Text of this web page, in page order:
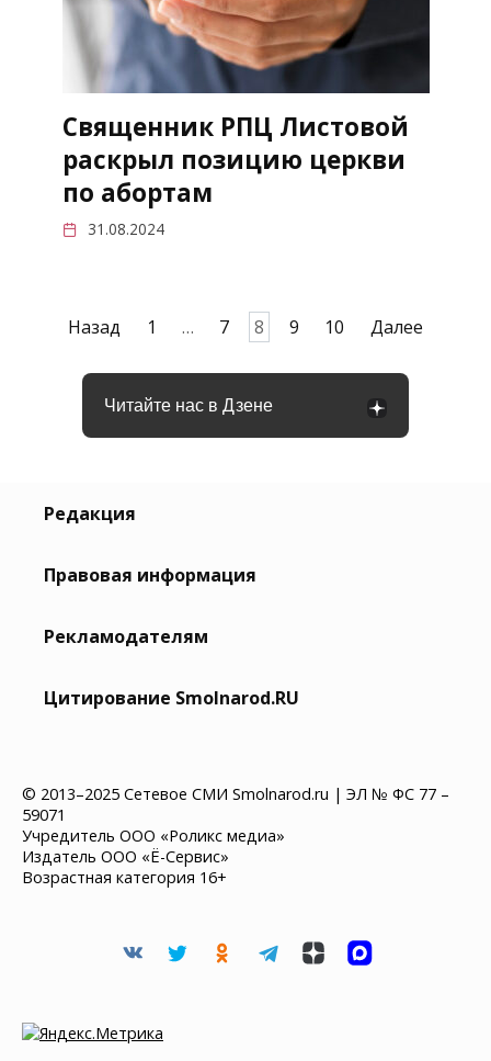
Священник РПЦ Листовой
раскрыл позицию церкви
по абортам
31.08.2024
Пагинация
Назад 1 … 7 8 9 10 Далее
Читайте нас в Дзене
Редакция
Правовая информация
Рекламодателям
Цитирование Smolnarod.RU
© 2013–2025 Сетевое СМИ Smolnarod.ru | ЭЛ № ФС 77 –
59071
Учредитель ООО «Роликс медиа»
Издатель ООО «Ё-Сервис»
Возрастная категория 16+